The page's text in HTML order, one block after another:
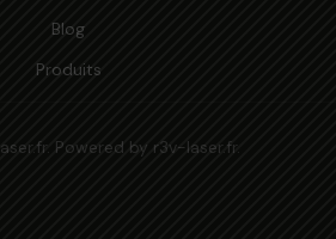
Blog
Produits
Powered by r3v-laser.fr.